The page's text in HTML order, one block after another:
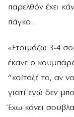
παρελθόν έχει
πάγκο.
«Ετοιμάζω 3-4
έκανε ο
“κοίταξέ το, αν
γιατί εγώ δεν
Έχω κάνει